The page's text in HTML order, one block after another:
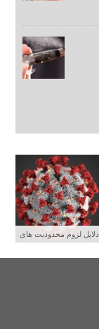
دلایل لزوم محدودیت های